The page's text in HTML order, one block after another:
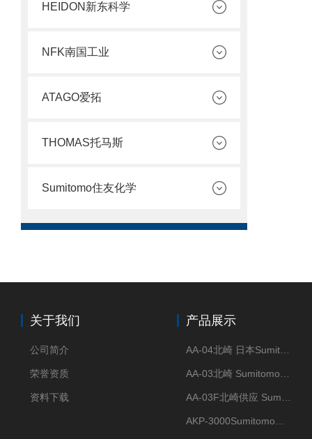
HEIDON新东科学
NFK南国工业
ATAGO爱拓
THOMAS托马斯
Sumitomo住友化学
关于我们
公司简介
荣誉资质
资料下载
产品展示